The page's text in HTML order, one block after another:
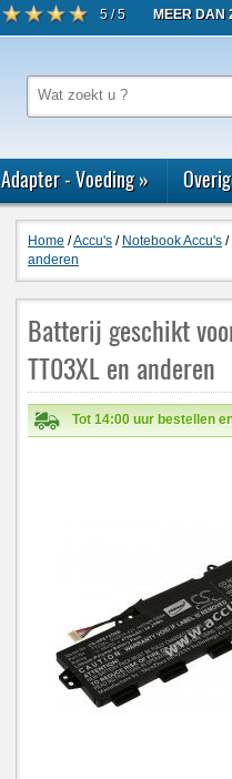
5 / 5 MEER DAN
Adapter - Voeding»
Home /Accu's / Notebook Accu's /
anderen
Batterij geschikt
TT03XL en anderen
Tot 14:00 uur bestellen